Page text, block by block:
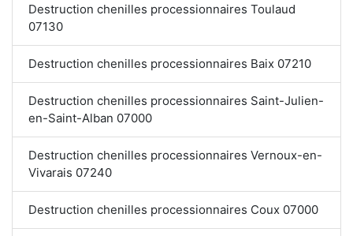
Destruction chenilles processionnaires Toulaud
07130
Destruction chenilles processionnaires Baix 07210
Destruction chenilles processionnaires Saint-Julien-
en-Saint-Alban 07000
Destruction chenilles processionnaires Vernoux-en-
Vivarais 07240
Destruction chenilles processionnaires Coux 07000